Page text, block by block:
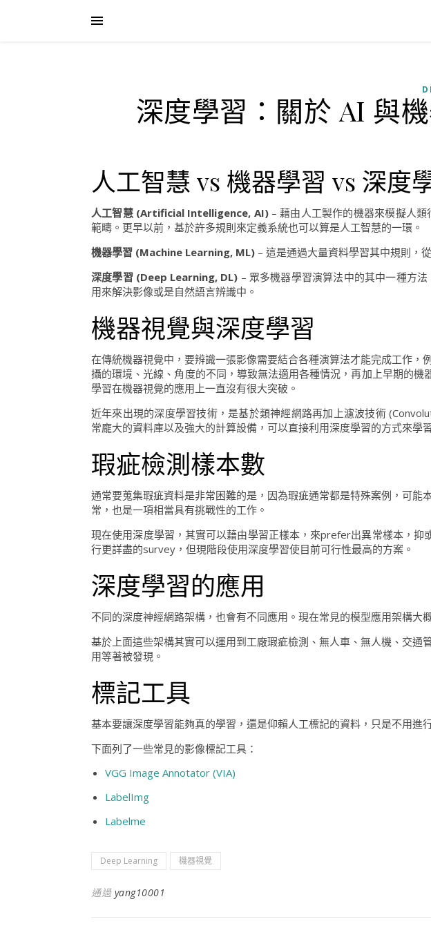
深度學習：關於 AI 與
人工智慧 vs 機器學習 vs 深度
人工智慧 (Artificial Intelligence, AI)– 藉由人工製作的機器來模擬人類
範疇。更早以前，基於許多規則來定義系統也可以算是人工智慧的一環。
機器學習 (Machine Learning, ML) – 這是通過大量資料學習其中規則，
深度學習 (Deep Learning, DL) – 眾多機器學習演算法中的其中一種方
用來解決影像或是自然語言辨識中。
機器視覺與深度學習
在傳統機器視覺中，要辨識一張影像需要結合各種演算法才能完成工作
攝的環境、光線、角度的不同，導致無法適用各種情況，再加上早期的
學習在機器視覺的應用上一直沒有很大突破。
近年來出現的深度學習技術，是基於類神經網路再加上濾波技術
常龐大的資料庫以及強大的計算設備，可以直接利用深度學習的方式來學
瑕疵檢測樣本數
通常要蒐集瑕疵資料是非常困難的是，因為瑕疵通常都是特殊案例，可
常，也是一項相當具有挑戰性的工作。
現在使用深度學習，其實可以藉由學習正樣本，來prefer出異常樣本，
行更詳盡的survey，但現階段使用深度學習使目前可行性最高的方案。
深度學習的應用
不同的深度神經網路架構，也會有不同應用。現在常見的模型應用架構
基於上面這些架構其實可以運用到工廠瑕疵檢測、無人車、無人機、交
用等著被發現。
標記工具
基本要讓深度學習能夠真的學習，還是仰賴人工標記的資料，只是不用進
下面列了一些常見的影像標記工具：
VGG Image Annotator (VIA)
LabelImg
Labelme
Deep Learning 機器視覺
通過 yang10001